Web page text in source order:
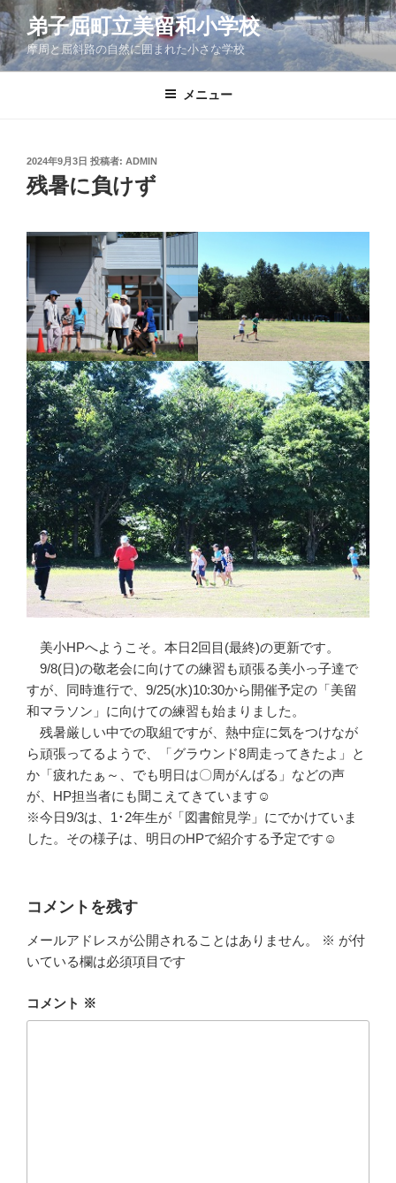
コ
ン
テ
ン
弟子屈町立美留和小学校
摩周と屈斜路の自然に囲まれた小さな学校
メニュー
投
稿
日:
2024年9月3日 投稿者: ADMIN
残暑に負けず
美小HPへようこそ。本日2回目(最終)の更新です。
9/8(日)の敬老会に向けての練習も頑張る美小っ子達で
すが、同時進行で、9/25(水)10:30から開催予定の「美留
和マラソン」に向けての練習も始まりました。
残暑厳しい中での取組ですが、熱中症に気をつけなが
ら頑張ってるようで、「グラウンド8周走ってきたよ」と
か「疲れたぁ～、でも明日は〇周がんばる」などの声
が、HP担当者にも聞こえてきています☺
※今日9/3は、1･2年生が「図書館見学」にでかけていま
した。その様子は、明日のHPで紹介する予定です☺
コメントを残す
メールアドレスが公開されることはありません。 ※ が付
いている欄は必須項目です
コメント ※